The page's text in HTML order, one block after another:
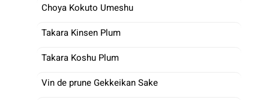
Choya Kokuto Umeshu
Takara Kinsen Plum
Takara Koshu Plum
Vin de prune Gekkeikan Sake